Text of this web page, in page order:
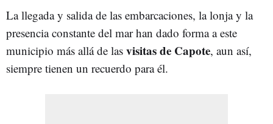
La llegada y salida de las embarcaciones, la lonja y la
presencia constante del mar han dado forma a este
municipio más allá de las visitas de Capote, aun así,
siempre tienen un recuerdo para él.